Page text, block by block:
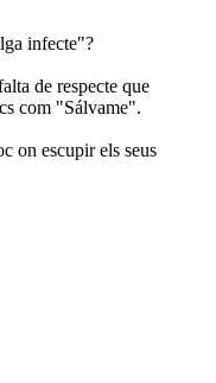
infecte"?
de respecte que
com "Sálvame".
on escupir els seus